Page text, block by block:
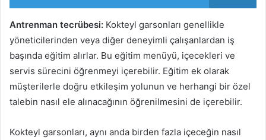
Antrenman tecrübesi: Kokteyl garsonları genellikle
yöneticilerinden veya diğer deneyimli çalışanlardan iş
başında eğitim alırlar. Bu eğitim menüyü, içecekleri ve
servis sürecini öğrenmeyi içerebilir. Eğitim ek olarak
müşterilerle doğru etkileşim yolunun ve herhangi bir özel
talebin nasıl ele alınacağının öğrenilmesini de içerebilir.
Kokteyl garsonları, aynı anda birden fazla içeceğin nasıl